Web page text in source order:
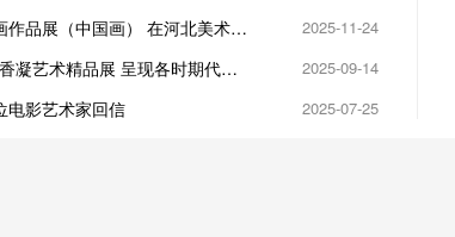
作品展（中国画） 在河北美术学
2025-11-24
凝艺术精品展 呈现各时期代表
2025-09-14
电影艺术家回信 2025-07-25